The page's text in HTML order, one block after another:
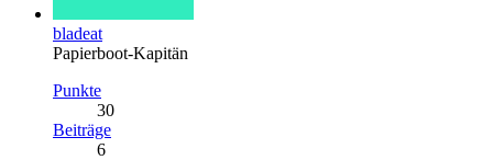
bladeat
Papierboot-Kapitän
Punkte
30
Beiträge
6